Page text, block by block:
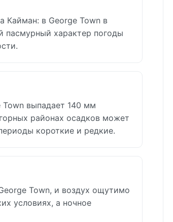
Кайман: в George Town в
пасмурный характер погоды
выпадает 140 мм
районах осадков может
короткие и редкие.
Town, и воздух ощутимо
условиях, а ночное